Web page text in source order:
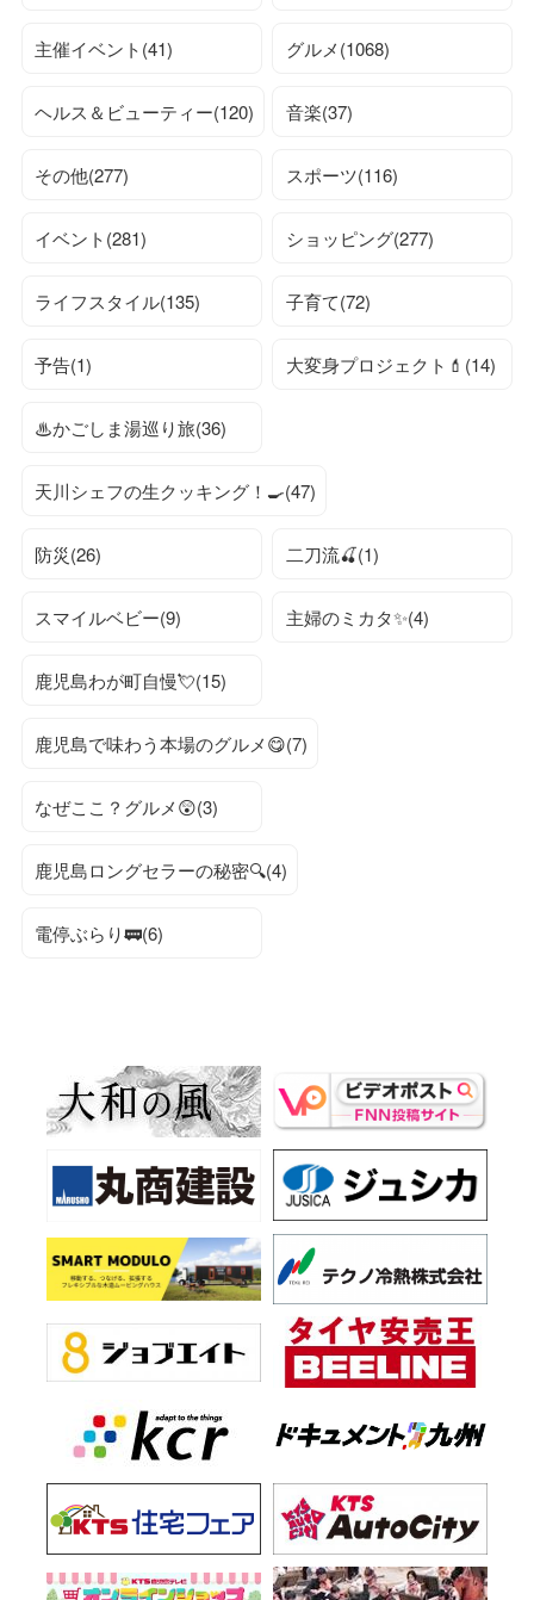
主催イベント(41) グルメ(1068)
ヘルス＆ビューティー(120) 音楽(37)
その他(277) スポーツ(116)
イベント(281) ショッピング(277)
ライフスタイル(135) 子育て(72)
予告(1) 大変身プロジェクト💄(14)
♨かごしま湯巡り旅(36)
天川シェフの生クッキング！🍳(47)
防災(26) 二刀流🍒(1)
スマイルベビー(9) 主婦のミカタ✨(4)
鹿児島わが町自慢💘(15)
鹿児島で味わう本場のグルメ😋(7)
なぜここ？グルメ😲(3)
鹿児島ロングセラーの秘密🔍(4)
電停ぶらり🚃(6)